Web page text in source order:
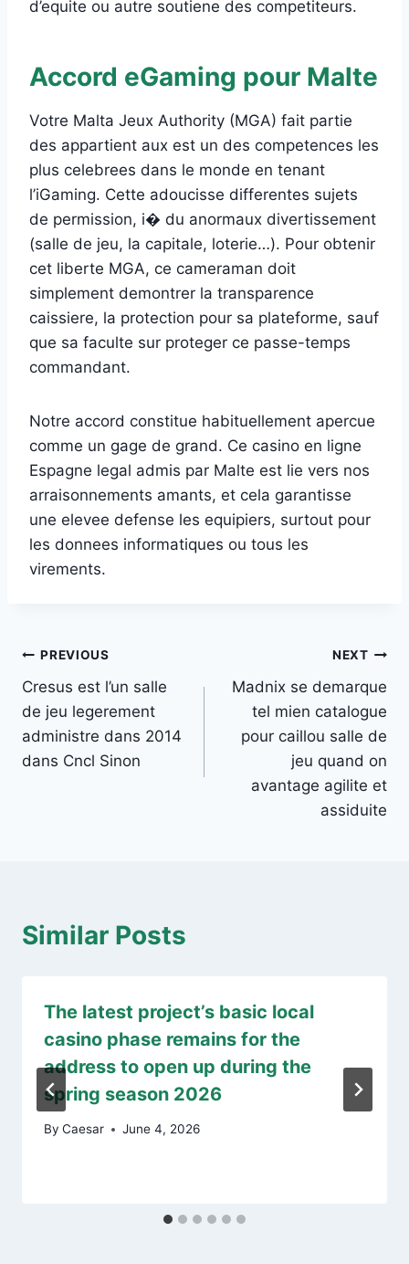
d’equite ou autre soutiene des competiteurs.
Accord eGaming pour Malte
Votre Malta Jeux Authority (MGA) fait partie
des appartient aux est un des competences les
plus celebrees dans le monde en tenant
l’iGaming. Cette adoucisse differentes sujets
de permission, i� du anormaux divertissement
(salle de jeu, la capitale, loterie…). Pour obtenir
cet liberte MGA, ce cameraman doit
simplement demontrer la transparence
caissiere, la protection pour sa plateforme, sauf
que sa faculte sur proteger ce passe-temps
commandant.
Notre accord constitue habituellement apercue
comme un gage de grand. Ce casino en ligne
Espagne legal admis par Malte est lie vers nos
arraisonnements amants, et cela garantisse
une elevee defense les equipiers, surtout pour
les donnees informatiques ou tous les
virements.
Post
navigation
PREVIOUS
Cresus est l’un salle
de jeu legerement
administre dans 2014
dans Cncl Sinon
NEXT
Madnix se demarque
tel mien catalogue
pour caillou salle de
jeu quand on
avantage agilite et
assiduite
Similar Posts
The latest project’s basic local
casino phase remains for the
address to open up during the
spring season 2026
By Caesar June 4, 2026